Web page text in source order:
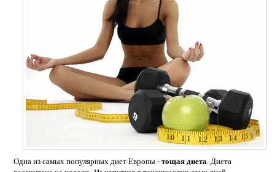
Одна из самых популярных диет Европы - тощая диета . Диета